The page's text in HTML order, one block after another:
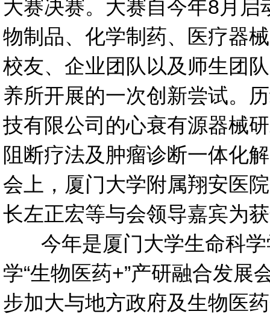
大赛决赛。大赛自今年8月
物制品、化学制药、医疗器
校友、企业团队以及师生团
养所开展的一次创新尝试。
技有限公司的心衰有源器械
阻断疗法及肿瘤诊断一体化
会上，厦门大学附属翔安医
长左正宏等与会领导嘉宾为
今年是厦门大学生命科学
学“生物医药+”产研融合发
步加大与地方政府及生物医